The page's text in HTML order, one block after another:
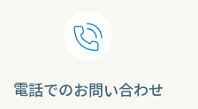
電話でのお問い合わせ